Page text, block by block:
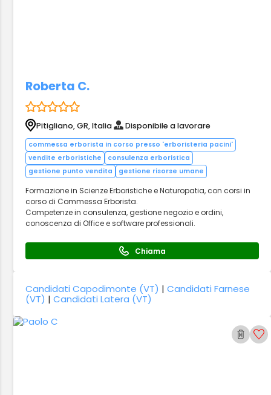
Roberta C.
Pitigliano, GR, Italia Disponibile a lavorare
commessa erborista in corso presso 'erboristeria pacini'
vendite erboristiche
consulenza erboristica
gestione punto vendita
gestione risorse umane
Formazione in Scienze Erboristiche e Naturopatia, con corsi in
corso di Commessa Erborista.
Competenze in consulenza, gestione negozio e ordini,
conoscenza di Office e software professionali.
Chiama
Candidati Capodimonte (VT) |Candidati Farnese
(VT) |Candidati Latera (VT)